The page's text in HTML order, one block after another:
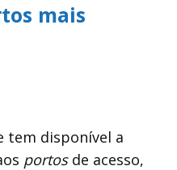
mais
tem disponível a
portosde acesso,